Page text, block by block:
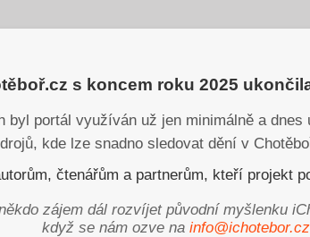
s koncem roku 2025
byl portál využíván už jen minimálně a
kde lze snadno sledovat dění v
čtenářům a partnerům, kteří projekt
zájem dál rozvíjet původní myšlenku
když se nám ozve na info@ichotebor.cz